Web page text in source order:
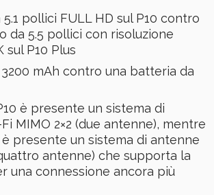
pollici FULL HD sul P10 contro
da 5.5 pollici con risoluzione
sul P10 Plus
mAh contro una batteria da
è presente un sistema di
MIMO 2×2 (due antenne), mentre
è presente un sistema di antenne
antenne) che supporta la
una connessione ancora più